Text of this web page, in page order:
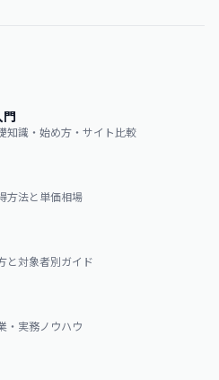
知識・始め方・サイト比較
方法と単価相場
と対象者別ガイド
・実務ノウハウ